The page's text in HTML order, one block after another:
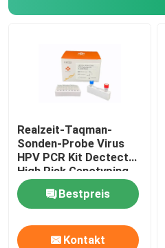
Realzeit-Taqman-
Sonden-Probe Virus
HPV PCR Kit Dectect
High Risk Genotyping
HPV
Bestpreis
Kontakt